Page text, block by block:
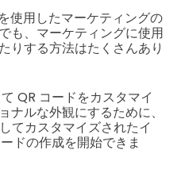
使用したマーケティングの
も、マーケティングに使用
りする方法はたくさんあり
QR コードをカスタマイ
ナルな外観にするために、
てカスタマイズされたイ
ドの作成を開始できま